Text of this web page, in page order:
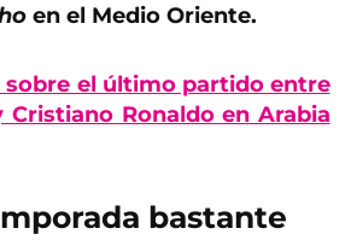
en el Medio Oriente.
sobre el último partido entre
Cristiano Ronaldo en Arabia
bastante